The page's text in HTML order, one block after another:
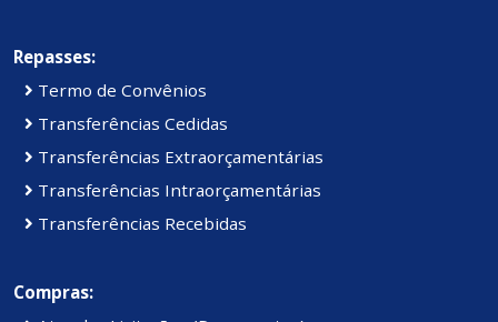
Repasses:
Termo de Convênios
Transferências Cedidas
Transferências Extraorçamentárias
Transferências Intraorçamentárias
Transferências Recebidas
Compras: